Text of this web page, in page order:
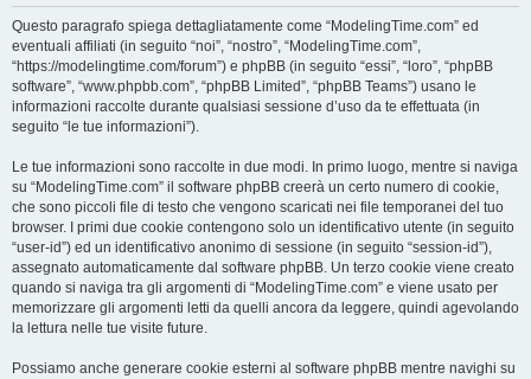
Questo paragrafo spiega dettagliatamente come “ModelingTime.com” ed
eventuali affiliati (in seguito “noi”, “nostro”, “ModelingTime.com”,
“https://modelingtime.com/forum”) e phpBB (in seguito “essi”, “loro”, “phpBB
software”, “www.phpbb.com”, “phpBB Limited”, “phpBB Teams”) usano le
informazioni raccolte durante qualsiasi sessione d’uso da te effettuata (in
seguito “le tue informazioni”).
Le tue informazioni sono raccolte in due modi. In primo luogo, mentre si naviga
su “ModelingTime.com” il software phpBB creerà un certo numero di cookie,
che sono piccoli file di testo che vengono scaricati nei file temporanei del tuo
browser. I primi due cookie contengono solo un identificativo utente (in seguito
“user-id”) ed un identificativo anonimo di sessione (in seguito “session-id”),
assegnato automaticamente dal software phpBB. Un terzo cookie viene creato
quando si naviga tra gli argomenti di “ModelingTime.com” e viene usato per
memorizzare gli argomenti letti da quelli ancora da leggere, quindi agevolando
la lettura nelle tue visite future.
Possiamo anche generare cookie esterni al software phpBB mentre navighi su